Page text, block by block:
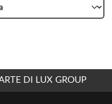
DI LUX GROUP